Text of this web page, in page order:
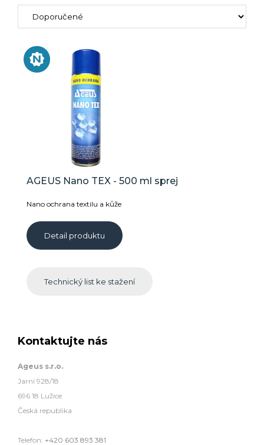
AGEUS Nano TEX - 500 ml sprej
Nano ochrana textilu a kůže
Detail produktu
Technický list ke stažení
Kontaktujte nás
Ageus s.r.o.
Jarní 928/18
696 18 Lužice
Česká republika
Telefon: +420 603 893 381